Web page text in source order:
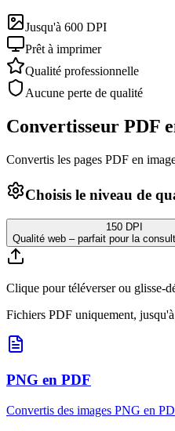
Jusqu'à 600 DPI
Prêt à imprimer
Qualité professionnelle
Aucune perte de qualité
Convertisseur PDF
Convertis les pages PDF en
Choisis le niveau de
150 DPI
Qualité web – parfait pour la
Clique pour téléverser ou glisse-
Fichiers PDF uniquement,
PNG en PDF
Convertis des images PNG en